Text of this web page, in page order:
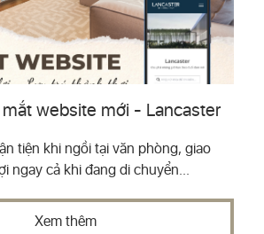
website mới - Lancaster
tiện khi ngồi tại văn phòng, giao
ngay cả khi đang di chuyển...
Xem thêm